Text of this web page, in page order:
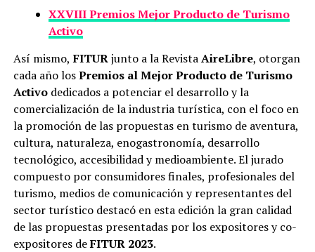
XXVIIIPremios Mejor Producto de Turismo
Activo
Así mismo, FITURjunto a la RevistaAireLibre, otorgan
cada año losPremios al Mejor Producto de Turismo
Activodedicados a potenciar el desarrollo y la
comercialización de la industria turística, con el foco en
la promoción de las propuestas en turismo de aventura,
cultura, naturaleza, enogastronomía, desarrollo
tecnológico, accesibilidad y medioambiente. El jurado
compuesto por consumidores finales, profesionales del
turismo, medios de comunicación y representantes del
sector turístico destacó en esta edición la gran calidad
de las propuestas presentadas por los expositores y co-
expositores deFITUR 2023.